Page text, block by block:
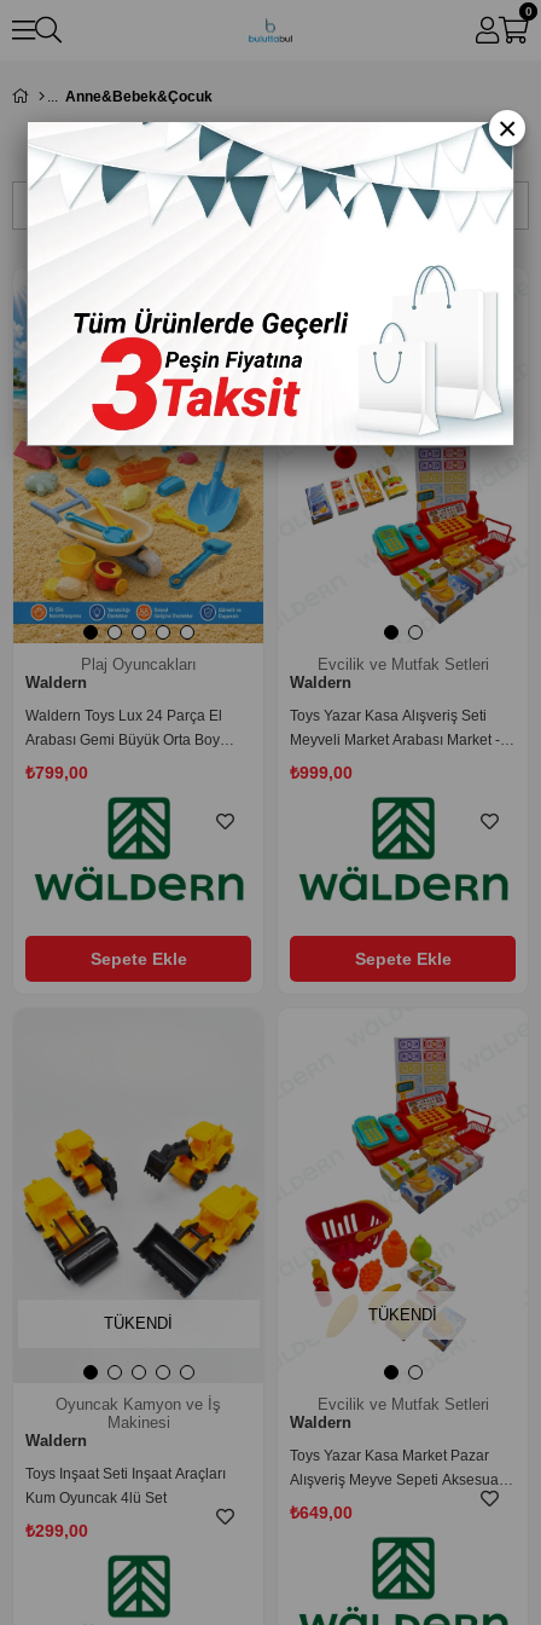
0
Anne&Bebek&Çocuk
Anne&Bebek&Çocuk
Filtreleme
Sıralama
Plaj Oyuncakları
Waldern
Waldern Toys Lux 24 Parça El
Arabası Gemi Büyük Orta Boy
Kova Kürek Takımı Plaj Kum Oyun
₺799,00
Sepete Ekle
Evcilik ve Mutfak Setleri
Waldern
Toys Yazar Kasa Alışveriş Seti
Meyveli Market Arabası Market -
Pazar Evcilik Oyun Seti
₺999,00
Sepete Ekle
TÜKENDI
Oyuncak Kamyon ve İş
Makinesi
Waldern
Toys Inşaat Seti Inşaat Araçları
Kum Oyuncak 4lü Set
₺299,00
TÜKENDI
Evcilik ve Mutfak Setleri
Waldern
Toys Yazar Kasa Market Pazar
Alışveriş Meyve Sepeti Aksesuarlı
Evcilik Oyun Seti
₺649,00
×